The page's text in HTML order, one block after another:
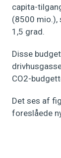
capita-
(8500 mio.),
1,5 grad.
Disse
CO2-
Det ses af
foreslåede